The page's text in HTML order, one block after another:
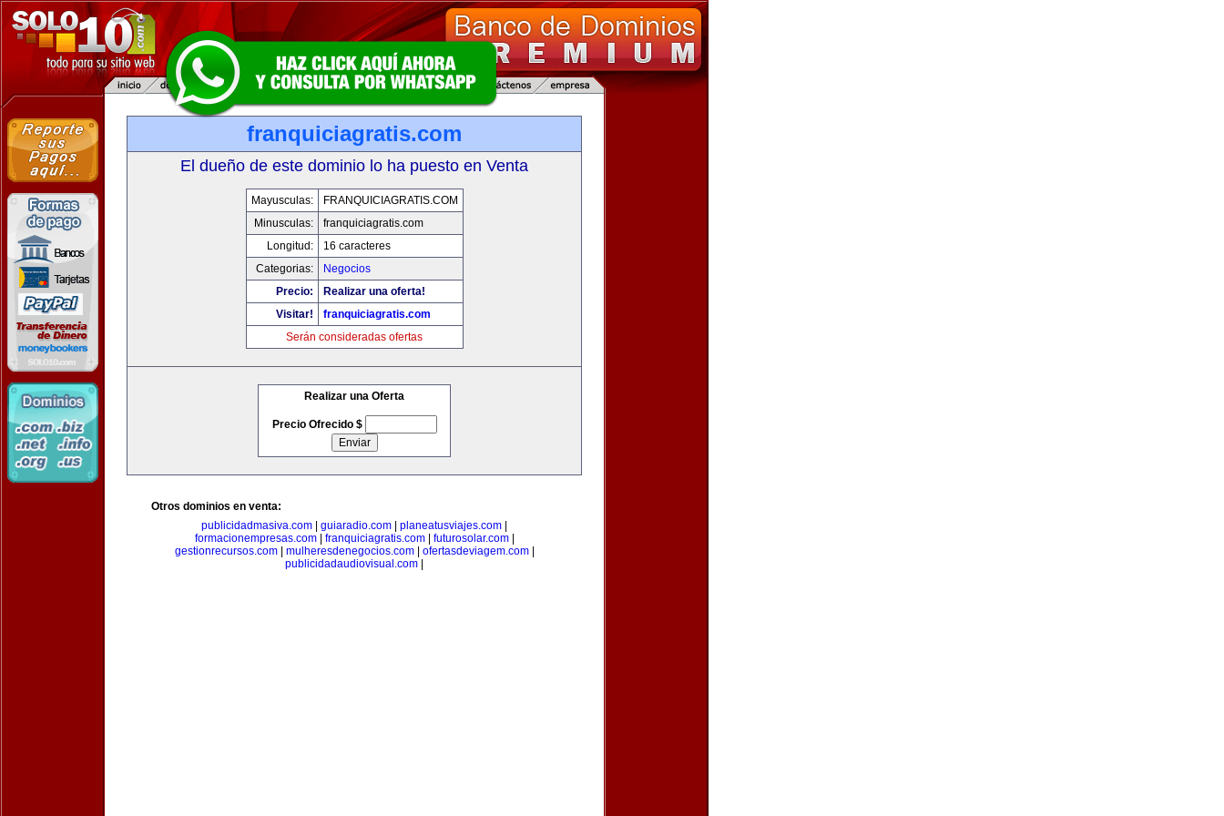
franquiciagratis.com
El dueño de este dominio lo ha puesto en Venta
Mayusculas:
FRANQUICIAGRATIS.COM
Minusculas:
franquiciagratis.com
Longitud:
16 caracteres
Categorias:
Negocios
Precio:
Realizar una oferta!
Visitar!
franquiciagratis.com
Serán consideradas ofertas
Realizar una Oferta
Precio Ofrecido $
Otros dominios en venta:
publicidadmasiva.com
guiaradio.com planeatusviajes.com
formacionempresas.com| franquiciagratis.com| futurosolar.com|
gestionrecursos.com| mulheresdenegocios.com| ofertasdeviagem.com|
publicidadaudiovisual.com